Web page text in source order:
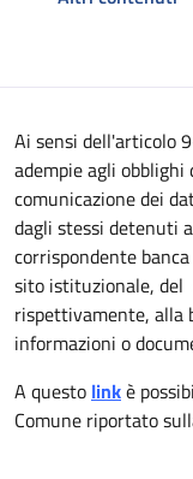
Ai sensi dell'articolo
adempie agli
comunicazione dei
dagli stessi detenuti
corrispondente
sito istituzionale, del
rispettivamente, alla
informazioni o
A questo linkè
Comune riportato